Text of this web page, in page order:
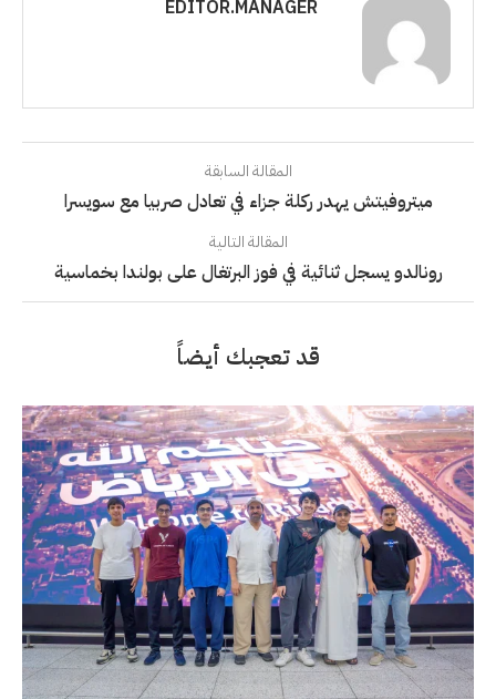
EDITOR.MANAGER
المقالة السابقة
ميتروفيتش يهدر ركلة جزاء في تعادل صربيا مع سويسرا
المقالة التالية
رونالدو يسجل ثنائية في فوز البرتغال على بولندا بخماسية
قد تعجبك أيضاً